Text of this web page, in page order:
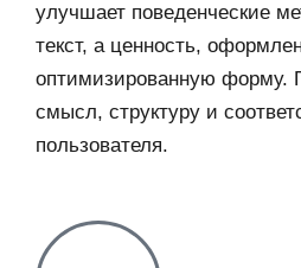
улучшает поведенческие
текст, а ценность,
оптимизированную форму.
смысл, структуру и
пользователя.